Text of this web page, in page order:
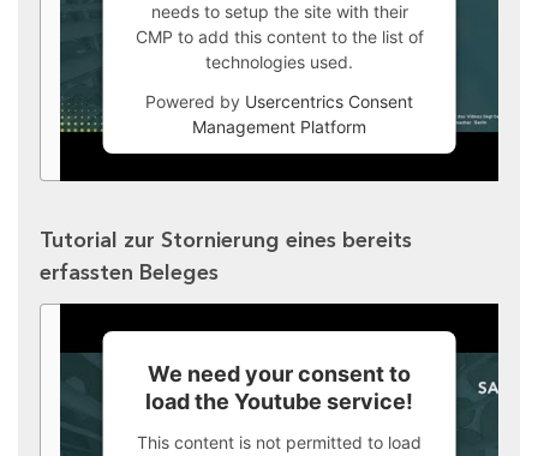
needs to setup the site with their
CMP to add this content to the list of
technologies used.
Powered by Usercentrics Consent
Management Platform
Tutorial zur Stornierung eines bereits
erfassten Beleges
We need your consent to
load the Youtube service!
This content is not permitted to load